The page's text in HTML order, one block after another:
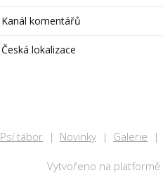
Kanál komentářů
Česká lokalizace
Psí tábor Novinky Galerie
Vytvořeno na platformě